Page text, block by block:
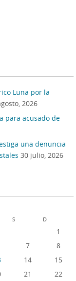
Luna por la
2026
para acusado de
una denuncia
30 julio, 2026
S D
1
7
8
14
15
21
22